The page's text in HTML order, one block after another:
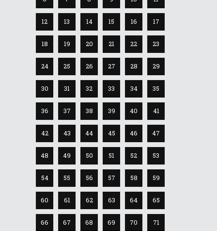
12 13 14 15 16 17
18 19 20 21 22 23
24 25 26 27 28 29
30 31 32 33 34 35
36 37 38 39 40 41
42 43 44 45 46 47
48 49 50 51 52 53
54 55 56 57 58 59
60 61 62 63 64 65
66 67 68 69 70 71